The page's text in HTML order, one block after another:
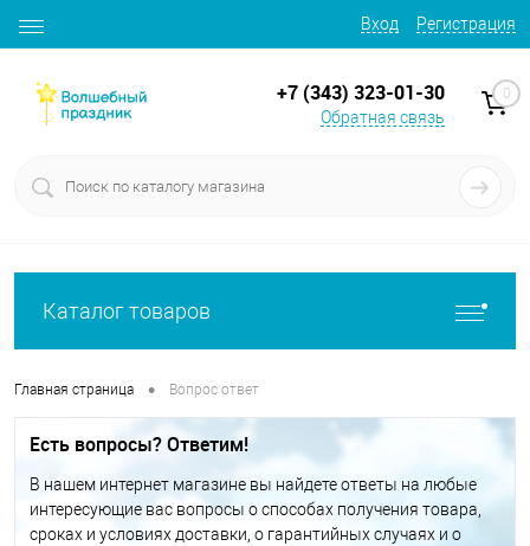
Вход Регистрация
+7 (343) 323-01-30
Обратная связь
0
Каталог товаров
Главная страница • Вопрос ответ
Есть вопросы? Ответим!
В нашем интернет магазине вы найдете ответы на любые
интересующие вас вопросы о способах получения товара,
сроках и условиях доставки, о гарантийных случаях и о